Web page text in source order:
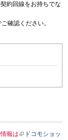
約回線をお持ちでな
ご確認ください。
報は
ドコモショッ